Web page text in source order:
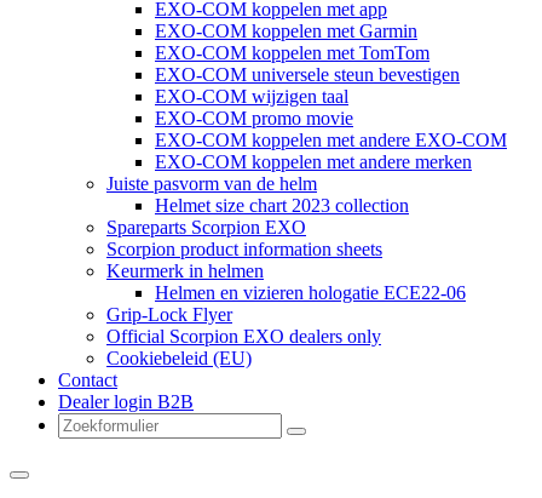
EXO-COM koppelen met app
EXO-COM koppelen met Garmin
EXO-COM koppelen met TomTom
EXO-COM universele steun bevestigen
EXO-COM wijzigen taal
EXO-COM promo movie
EXO-COM koppelen met andere EXO-COM
EXO-COM koppelen met andere merken
Juiste pasvorm van de helm
Helmet size chart 2023 collection
Spareparts Scorpion EXO
Scorpion product information sheets
Keurmerk in helmen
Helmen en vizieren hologatie ECE22-06
Grip-Lock Flyer
Official Scorpion EXO dealers only
Cookiebeleid (EU)
Contact
Dealer login B2B
Zoeken